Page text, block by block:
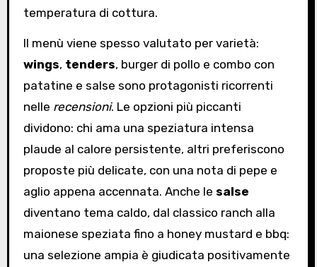
temperatura di cottura.
Il menù viene spesso valutato per varietà:
wings, tenders, burger di pollo e combo con
patatine e salse sono protagonisti ricorrenti
nelle recensioni. Le opzioni più piccanti
dividono: chi ama una speziatura intensa
plaude al calore persistente, altri preferiscono
proposte più delicate, con una nota di pepe e
aglio appena accennata. Anche le salse
diventano tema caldo, dal classico ranch alla
maionese speziata fino a honey mustard e bbq:
una selezione ampia è giudicata positivamente